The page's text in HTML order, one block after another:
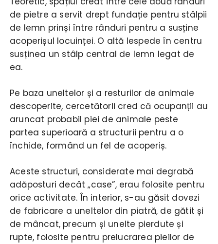
de pietre a servit drept fundație pentru stâlpii
de lemn prinși între rânduri pentru a susține
acoperișul locuinței. O altă lespede în centru
susținea un stâlp central de lemn legat de
ea.
Pe baza uneltelor și a resturilor de animale
descoperite, cercetătorii cred că ocupanții au
aruncat probabil piei de animale peste
partea superioară a structurii pentru a o
închide, formând un fel de acoperiș.
Aceste structuri, considerate mai degrabă
adăposturi decât „case”, erau folosite pentru
orice activitate. În interior, s-au găsit dovezi
de fabricare a uneltelor din piatră, de gătit și
de mâncat, precum și unelte pierdute și
rupte, folosite pentru prelucrarea pieilor de